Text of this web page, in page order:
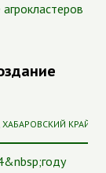
ХАБАРОВСКИЙ КРАЙ